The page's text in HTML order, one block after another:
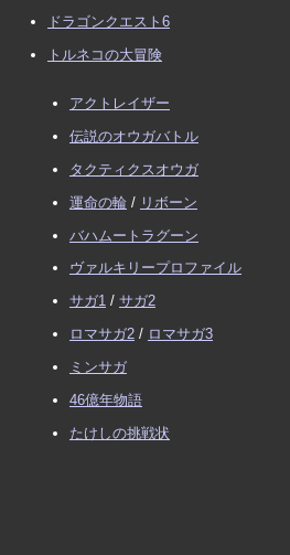
ドラゴンクエスト6
トルネコの大冒険
アクトレイザー
伝説のオウガバトル
タクティクスオウガ
運命の輪 / リボーン
バハムートラグーン
ヴァルキリープロファイル
サガ1 / サガ2
ロマサガ2 / ロマサガ3
ミンサガ
46億年物語
たけしの挑戦状